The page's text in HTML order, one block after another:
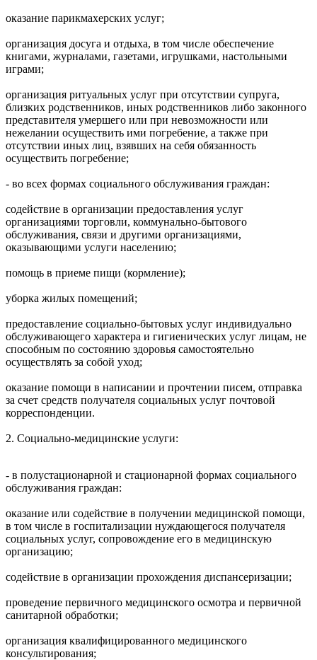
оказание парикмахерских услуг;
организация досуга и отдыха, в том числе обеспечение
книгами, журналами, газетами, игрушками, настольными
играми;
организация ритуальных услуг при отсутствии супруга,
близких родственников, иных родственников либо законного
представителя умершего или при невозможности или
нежелании осуществить ими погребение, а также при
отсутствии иных лиц, взявших на себя обязанность
осуществить погребение;
- во всех формах социального обслуживания граждан:
содействие в организации предоставления услуг
организациями торговли, коммунально-бытового
обслуживания, связи и другими организациями,
оказывающими услуги населению;
помощь в приеме пищи (кормление);
уборка жилых помещений;
предоставление социально-бытовых услуг индивидуально
обслуживающего характера и гигиенических услуг лицам, не
способным по состоянию здоровья самостоятельно
осуществлять за собой уход;
оказание помощи в написании и прочтении писем, отправка
за счет средств получателя социальных услуг почтовой
корреспонденции.
2. Социально-медицинские услуги:
- в полустационарной и стационарной формах социального
обслуживания граждан:
оказание или содействие в получении медицинской помощи,
в том числе в госпитализации нуждающегося получателя
социальных услуг, сопровождение его в медицинскую
организацию;
содействие в организации прохождения диспансеризации;
проведение первичного медицинского осмотра и первичной
санитарной обработки;
организация квалифицированного медицинского
консультирования;